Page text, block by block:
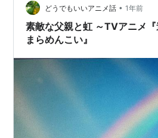
どうでもいいアニメ話 • 1年前
素敵な父親と虹 ～TVアニメ
まらめんこい』